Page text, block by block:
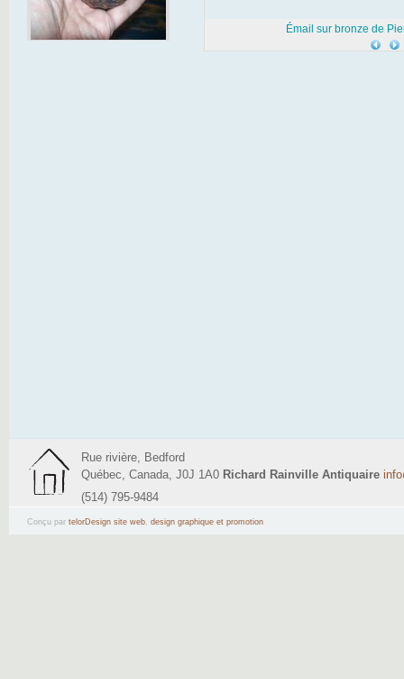
Émail sur bronze de
Rue rivière, Bedford
Québec, Canada, J0J 1A0 Richard Rainville Antiquaire
(514) 795-9484
Conçu par telorDesign site web, design graphique et promotion